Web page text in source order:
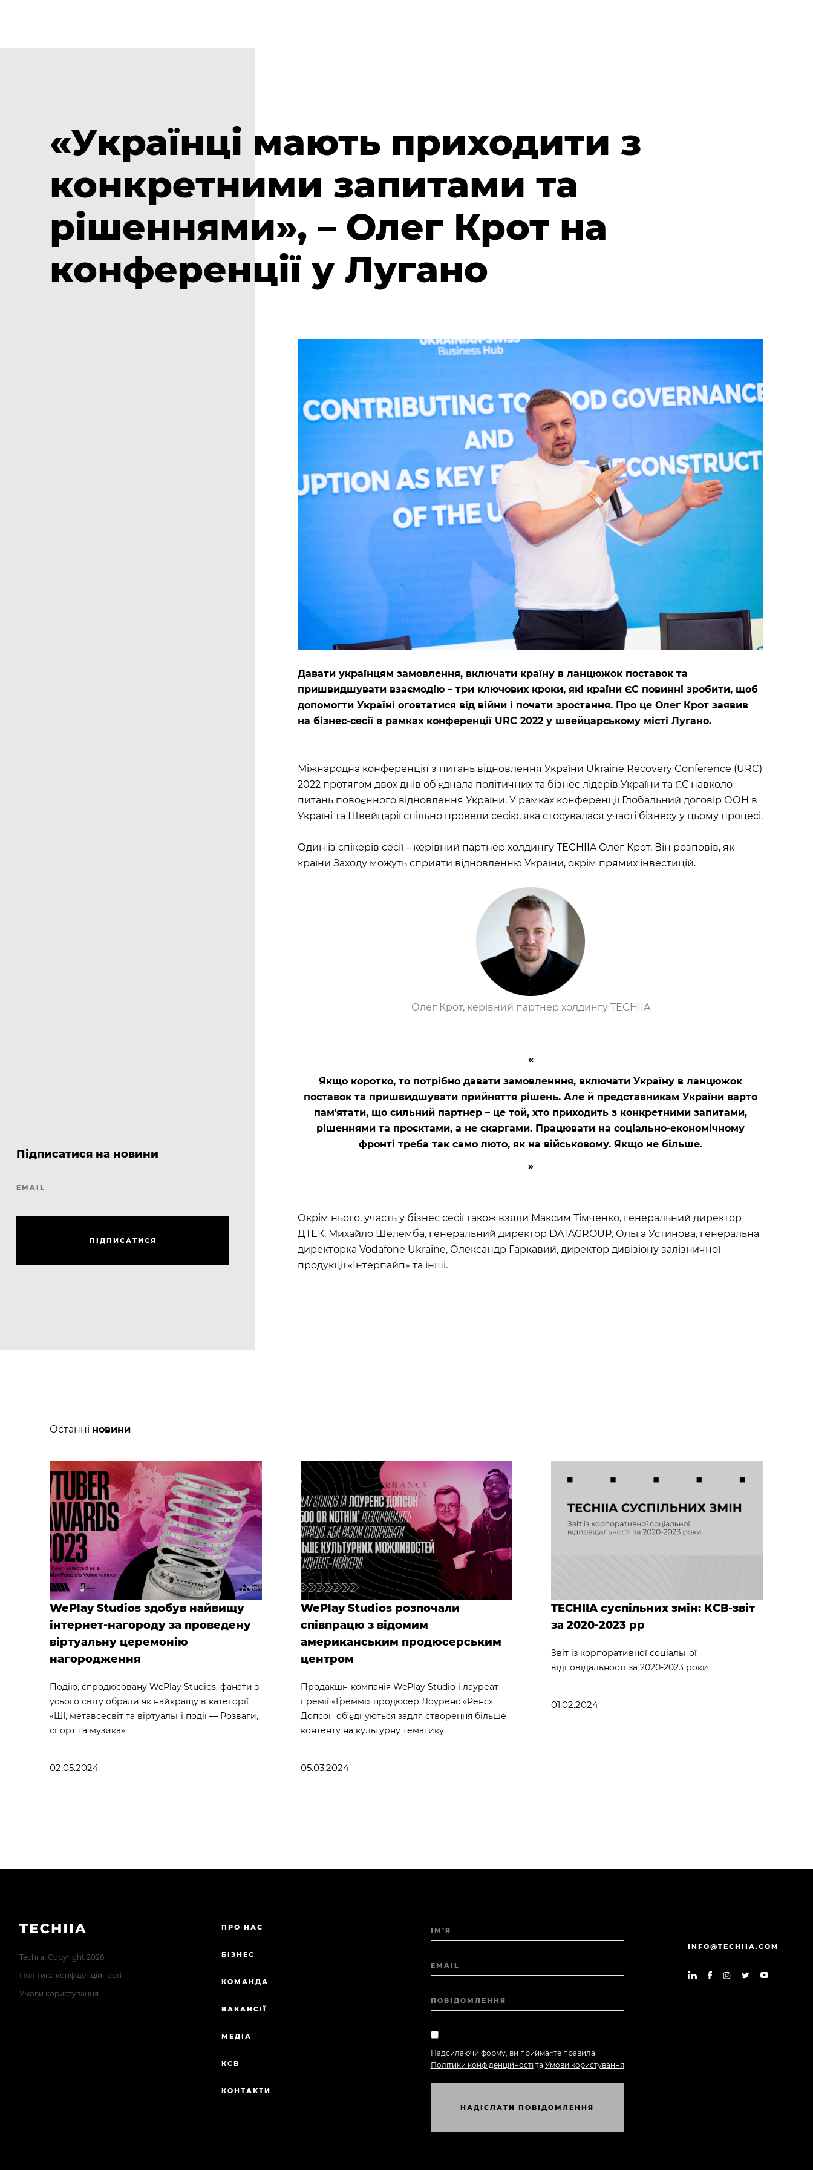
«Українці мають приходити з
конкретними запитами та
рішеннями», – Олег Крот на
конференції у Лугано
Давати українцям замовлення, включати країну в ланцюжок поставок та
пришвидшувати взаємодію – три ключових кроки, які країни ЄС повинні зробити, щоб
допомогти Україні оговтатися від війни і почати зростання. Про це Олег Крот заявив
на бізнес-сесії в рамках конференції URC 2022 у швейцарському місті Лугано.
Міжнародна конференція з питань відновлення України Ukraine Recovery Conference (URC)
2022 протягом двох днів обʼєднала політичних та бізнес лідерів України та ЄС навколо
питань повоєнного відновлення України. У рамках конференції Глобальний договір ООН в
Україні та Швейцарії спільно провели сесію, яка стосувалася участі бізнесу у цьому процесі.
Один із спікерів сесії – керівний партнер холдингу TECHIIA Олег Крот. Він розповів, як
країни Заходу можуть сприяти відновленню України, окрім прямих інвестицій.
Олег Крот, керівний партнер холдингу TECHIIA
Якщо коротко, то потрібно давати замовленння, включати Україну в ланцюжок
поставок та пришвидшувати прийняття рішень. Але й представникам України варто
памʼятати, що сильний партнер – це той, хто приходить з конкретними запитами,
рішеннями та проєктами, а не скаргами. Працювати на соціально-економічному
фронті треба так само люто, як на військовому. Якщо не більше.
Окрім нього, участь у бізнес сесії також взяли Максим Тімченко, генеральний директор
ДТЕК, Михайло Шелемба, генеральний директор DATAGROUP, Ольга Устинова, генеральна
директорка Vodafone Ukraine, Олександр Гаркавий, директор дивізіону залізничної
продукції «Інтерпайп» та інші.
Підписатися на новини
EMAIL
П І ДП ИСАТИСЯ
Останні новини
WePlay Studios здобув найвищу
інтернет-нагороду за проведену
віртуальну церемонію
нагородження
Подію, спродюсовану WePlay Studios, фанати з
усього світу обрали як найкращу в категорії
«ШІ, метавсесвіт та віртуальні події — Розваги,
спорт та музика»
02.05.2024
WePlay Studios розпочали
співпрацю з відомим
американським продюсерським
центром
Продакшн-компанія WePlay Studio і лауреат
премії «Ґреммі» продюсер Лоуренс «Ренс»
Допсон об’єднуються задля створення більше
контенту на культурну тематику.
05.03.2024
TECHIIA суспільних змін: КСВ-звіт
за 2020-2023 рр
Звіт із корпоративної соціальної
відповідальності за 2020-2023 роки
01.02.2024
Techiia. Copyright 2026
Політика конфіденційності
Умови користування
ПРО НАС
БІЗНЕС
КОМАНДА
ВАКАНСІЇ
МЕДІА
КСВ
КОНТАКТИ
ІМ’Я
EMAIL
ПОВІДОМЛЕННЯ
Надсилаючи форму, ви приймаєте правила
Політики конфіденційностіта Умови користування
НАДІСЛАТИ ПОВІДОМЛЕННЯ
INFO@TECHIIA.COM